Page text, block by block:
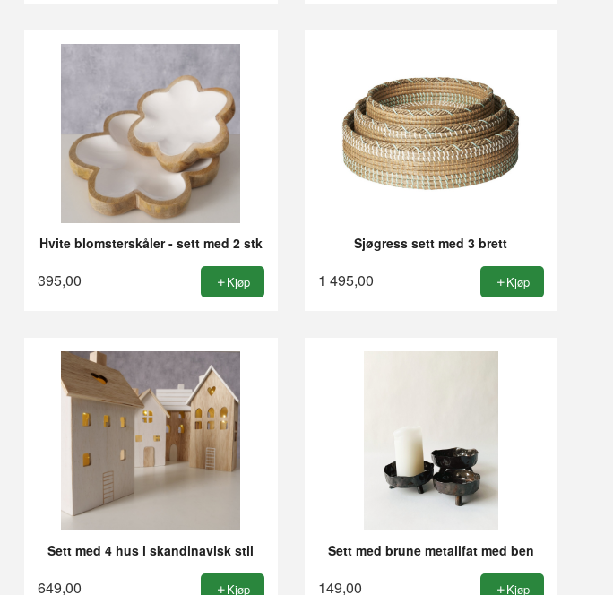
Hvite blomsterskåler - sett med 2 stk
395,00 Kjøp
Sjøgress sett med 3 brett
1 495,00 Kjøp
Sett med 4 hus i skandinavisk stil
649,00 Kjøp
Sett med brune metallfat med ben
149,00 Kjøp